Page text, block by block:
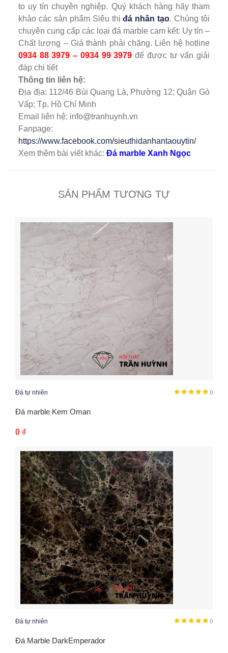
to uy tín chuyên nghiệp. Quý khách hàng hãy tham
khảo các sản phẩm Siêu thịđá nhân tạo. Chúng tôi
chuyên cung cấp các loại đá marble cam kết: Uy tín –
Chất lượng – Giá thành phải chăng. Liên hệ hotline
0934 88 3979 – 0934 99 3979 để được tư vấn giải
đáp chi tiết
Thông tin liên hệ:
Địa địa: 112/46 Bùi Quang Là, Phường 12; Quận Gò
Vấp; Tp. Hồ Chí Minh
Email liên hệ: info@tranhuynh.vn
Fanpage:
https://www.facebook.com/sieuthidanhantaouytin/
Xem thêm bài viết khác: Đá marble Xanh Ngọc
SẢN PHẨM TƯƠNG TỰ
()
Đá tự nhiên
Đá marble Kem Oman
0 ₫
()
Đá tự nhiên
Đá Marble DarkEmperador